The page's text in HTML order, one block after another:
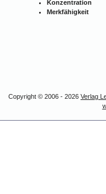
Konzentration
Merkfähigkeit
Copyright © 2006 - 2026 Verlag